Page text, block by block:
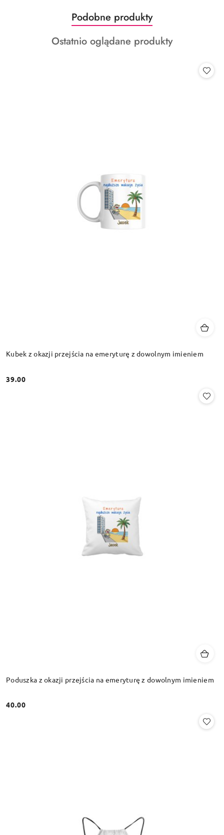
Pomiń karuzelę produktów
Produkty
o
statusie:
Podobne produkty
Produkty
Ostatnio oglądane produkty
Kubek z okazji przejścia na emeryturę z dowolnym imieniem
Cena:
39.00
Poduszka z okazji przejścia na emeryturę z dowolnym imieniem
Cena:
40.00